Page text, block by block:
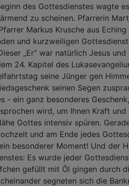
des Gottesdienstes wagte
zu scheinen. Pfarrerin
Markus Krusche aus
und kurzweiligen
„Er“ war natürlich Jesus
24. Kapitel des
seine Jünger gen
seinen Segen
- ein ganz besonderes
wird, um Ihnen Kraft und
Gottes intensiv spüren.
und am Ende jedes
besonderer Moment! Und der
Es wurde jeder
gefüllt mit Öl gingen durch
segneten sich die